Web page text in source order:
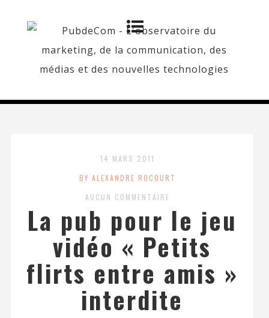
14 MARS 2011
BY ALEXANDRE ROCOURT
AUCUN COMMENTAIRE
La pub pour le jeu
vidéo « Petits
flirts entre amis »
interdite